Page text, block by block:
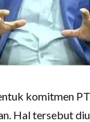
komitmen
Hal tersebut